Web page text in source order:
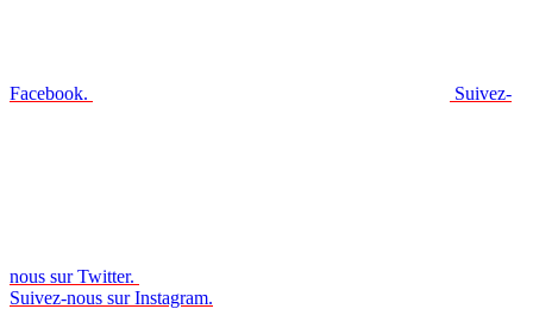
Facebook. Suivez-
nous sur Twitter.
Suivez-nous sur Instagram.